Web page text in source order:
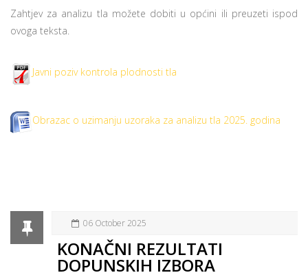
Zahtjev za analizu tla možete dobiti u općini ili preuzeti ispod
ovoga teksta.
Javni poziv kontrola plodnosti tla
Obrazac o uzimanju uzoraka za analizu tla 2025. godina
06 October 2025
KONAČNI REZULTATI
DOPUNSKIH IZBORA